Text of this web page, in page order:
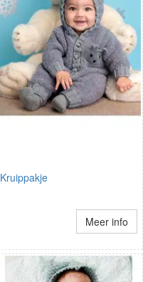
Kruippakje
Meer info